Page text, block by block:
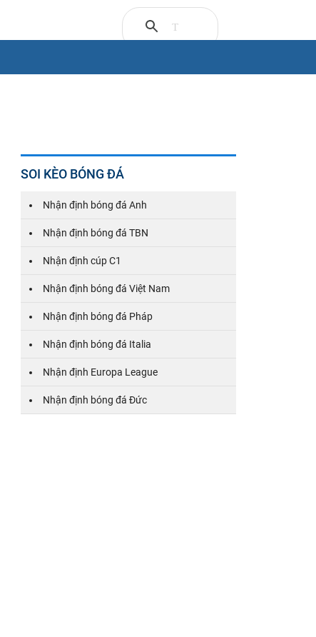
SOI KÈO BÓNG ĐÁ
Nhận định bóng đá Anh
Nhận định bóng đá TBN
Nhận định cúp C1
Nhận định bóng đá Việt Nam
Nhận định bóng đá Pháp
Nhận định bóng đá Italia
Nhận định Europa League
Nhận định bóng đá Đức